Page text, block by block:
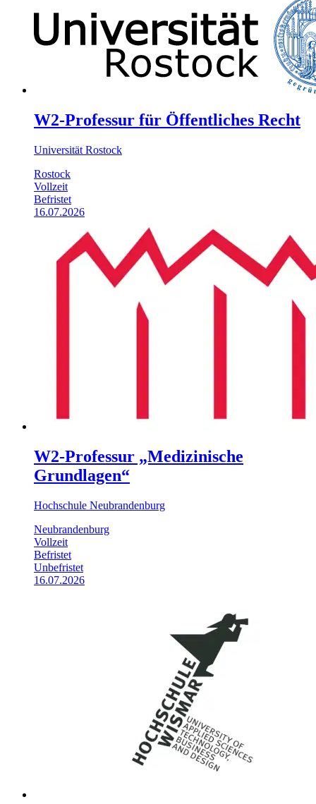
W2-Professur für Öffentliches Recht
Universität Rostock
Rostock
Vollzeit
Befristet
16.07.2026
W2-Professur „Medizinische
Grundlagen“
Hochschule Neubrandenburg
Neubrandenburg
Vollzeit
Befristet
Unbefristet
16.07.2026